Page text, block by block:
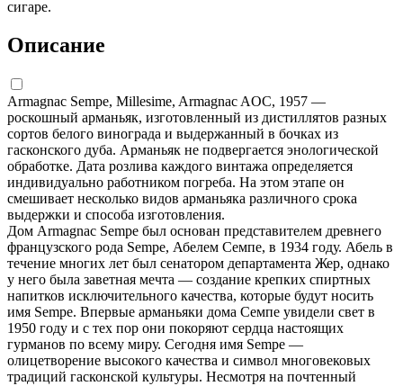
сигаре.
Описание
Armagnac Sempe, Millesime, Armagnac AOC, 1957 —
роскошный арманьяк, изготовленный из дистиллятов разных
сортов белого винограда и выдержанный в бочках из
гасконского дуба. Арманьяк не подвергается энологической
обработке. Дата розлива каждого винтажа определяется
индивидуально работником погреба. На этом этапе он
смешивает несколько видов арманьяка различного срока
выдержки и способа изготовления.
Дом Armagnac Sempe был основан представителем древнего
французского рода Sempe, Абелем Семпе, в 1934 году. Абель в
течение многих лет был сенатором департамента Жер, однако
у него была заветная мечта — создание крепких спиртных
напитков исключительного качества, которые будут носить
имя Sempe. Впервые арманьяки дома Семпе увидели свет в
1950 году и с тех пор они покоряют сердца настоящих
гурманов по всему миру. Сегодня имя Sempe —
олицетворение высокого качества и символ многовековых
традиций гасконской культуры. Несмотря на почтенный